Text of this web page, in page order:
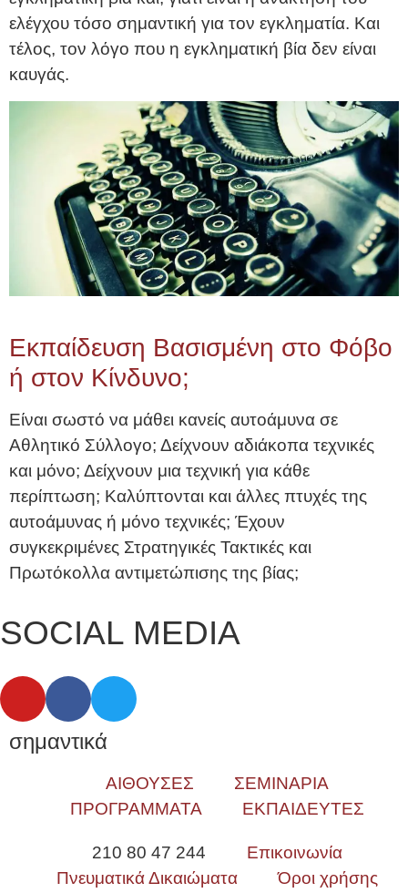
ελέγχου τόσο σημαντική για τον εγκληματία. Και
τέλος, τον λόγο που η εγκληματική βία δεν είναι
καυγάς.
Εκπαίδευση Βασισμένη στο Φόβο
ή στον Κίνδυνο;
Είναι σωστό να μάθει κανείς αυτοάμυνα σε
Αθλητικό Σύλλογο; Δείχνουν αδιάκοπα τεχνικές
και μόνο; Δείχνουν μια τεχνική για κάθε
περίπτωση; Καλύπτονται και άλλες πτυχές της
αυτοάμυνας ή μόνο τεχνικές; Έχουν
συγκεκριμένες Στρατηγικές Τακτικές και
Πρωτόκολλα αντιμετώπισης της βίας;
SOCIAL MEDIA
σημαντικά
ΑΙΘΟΥΣΕΣ
ΣΕΜΙΝΑΡΙΑ
ΠΡΟΓΡΑΜΜΑΤΑ
ΕΚΠΑΙΔΕΥΤΕΣ
210 80 47 244
Επικοινωνία
Πνευματικά Δικαιώματα
Όροι χρήσης